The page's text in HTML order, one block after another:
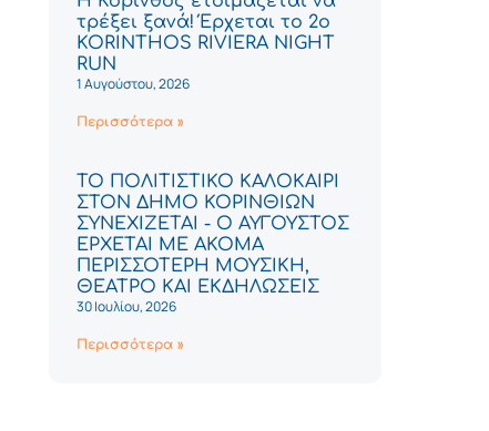
τρέξει ξανά! Έρχεται το 2ο
KORINTHOS RIVIERA NIGHT
RUN
1 Αυγούστου, 2026
Περισσότερα »
ΤΟ ΠΟΛΙΤΙΣΤΙΚΟ ΚΑΛΟΚΑΙΡΙ
ΣΤΟΝ ΔΗΜΟ ΚΟΡΙΝΘΙΩΝ
ΣΥΝΕΧΙΖΕΤΑΙ - Ο ΑΥΓΟΥΣΤΟΣ
ΕΡΧΕΤΑΙ ΜΕ ΑΚΟΜΑ
ΠΕΡΙΣΣΟΤΕΡΗ ΜΟΥΣΙΚΗ,
ΘΕΑΤΡΟ ΚΑΙ ΕΚΔΗΛΩΣΕΙΣ
30 Ιουλίου, 2026
Περισσότερα »